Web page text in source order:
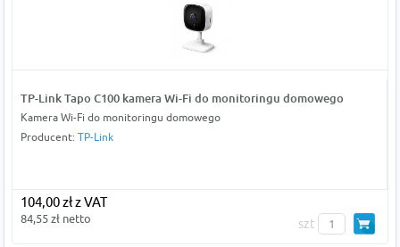
TP-Link Tapo C100 kamera Wi-Fi do monitoringu domowego
Kamera Wi-Fi do monitoringu domowego
Producent: TP-Link
104,00 zł z VAT
84,55 zł netto szt